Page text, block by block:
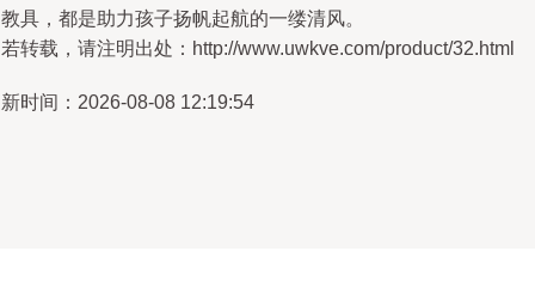
具，都是助力孩子扬帆起航的一缕清风。
转载，请注明出处：http://www.uwkve.com/product/32.html
时间：2026-08-08 12:19:54